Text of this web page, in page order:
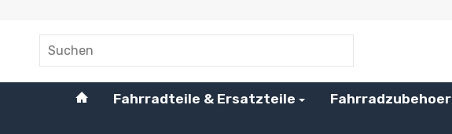
#custom.linkHome#
Fahrradteile & Ersatzteile Fahrradzubehoer